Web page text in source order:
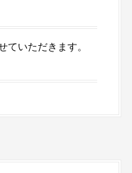
いただきます。